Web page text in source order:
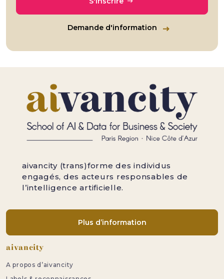
Demande d'information
aivancity (trans)forme des individus
engagés, des acteurs responsables de
l’intelligence artificielle.
Plus d’information
Pied de page
aivancity
A propos d’aivancity